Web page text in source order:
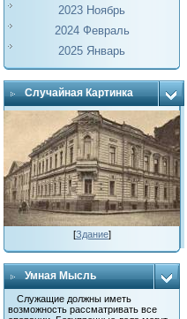
2023 Ноябрь
2024 Февраль
2025 Январь
Случайная Картинка
[Здание]
Умная Мысль
Служащие должны иметь
возможность рассматривать все